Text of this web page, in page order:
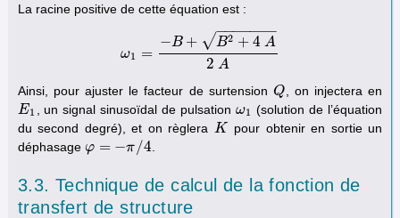
La racine positive de cette équation est :
ω1 =
−B + B2 + 4 A
− −
−−−−−
√
2 A
ω 1=−B+B2+4 A2 A
Ainsi, pour ajuster le facteur de surtension Q
Q
, on injectera en
E1
E1 , un signal sinusoïdal de pulsationω1
ω1 (solution de l’équation
du second degré), et on règlera K
K
pour obtenir en sortie un
déphasage φ = −π/4
φ= −π/4
3.3. Technique de calcul de la fonction de
transfert de structure